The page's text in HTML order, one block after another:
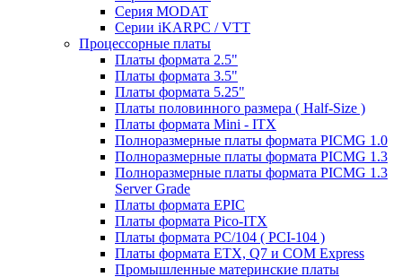
Серия MODAT
Серии iKARPC / VTT
Процессорные платы
Платы формата 2.5"
Платы формата 3.5"
Платы формата 5.25"
Платы половинного размера ( Half-Size )
Платы формата Mini - ITX
Полноразмерные платы формата PICMG 1.0
Полноразмерные платы формата PICMG 1.3
Полноразмерные платы формата PICMG 1.3
Server Grade
Платы формата EPIC
Платы формата Pico-ITX
Платы формата PC/104 ( PCI-104 )
Платы формата ETX, Q7 и COM Express
Промышленные материнские платы